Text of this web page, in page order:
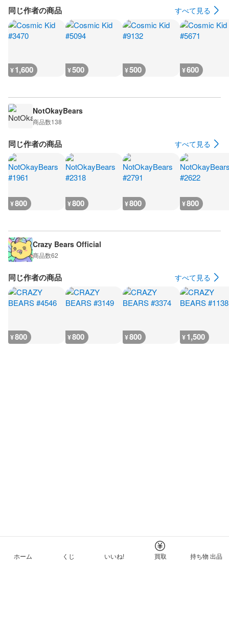
同じ作者の商品 すべて見る
¥1,600 ¥500 ¥500 ¥600
NotOkayBears
商品数138
同じ作者の商品 すべて見る
¥800 ¥800 ¥800 ¥800
Crazy Bears Official
商品数62
同じ作者の商品 すべて見る
¥800 ¥800 ¥800 ¥1,500
ホーム くじ いいね! 買取 持ち物 出品